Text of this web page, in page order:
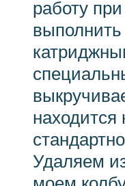
работу
находится
Удаляем